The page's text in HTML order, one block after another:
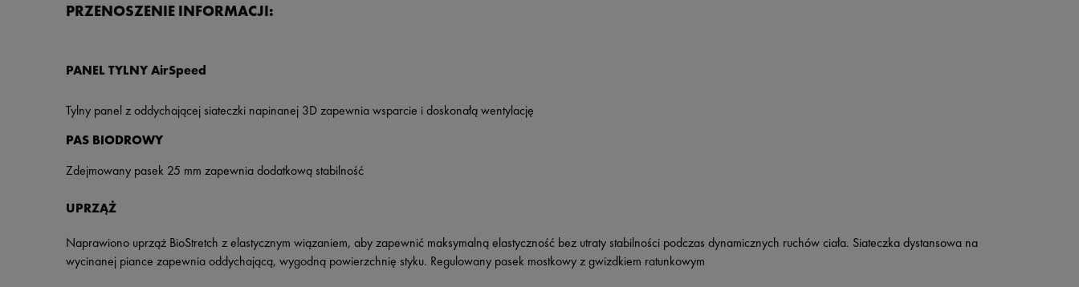
PRZENOSZENIE INFORMACJI:
PANEL TYLNY AirSpeed
Tylny panel z oddychającej siateczki napinanej 3D zapewnia wsparcie i doskonałą wentylację
PAS BIODROWY
Zdejmowany pasek 25 mm zapewnia dodatkową stabilność
UPRZĄŻ
Naprawiono uprząż BioStretch z elastycznym wiązaniem, aby zapewnić maksymalną elastyczność bez utraty stabilności podczas dynamicznych ruchów ciała. Siateczka dystansowa na
wycinanej piance zapewnia oddychającą, wygodną powierzchnię styku. Regulowany pasek mostkowy z gwizdkiem ratunkowym